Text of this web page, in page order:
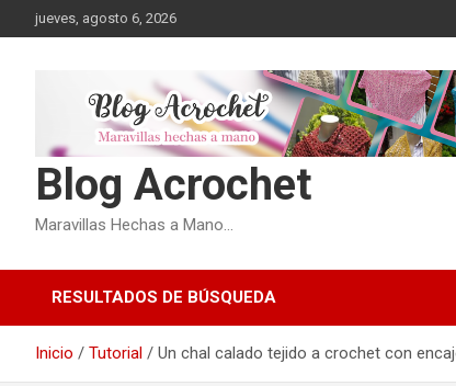
Saltar
al
jueves, agosto 6, 2026
Blog Acrochet
Maravillas Hechas a Mano…
RESULTADOS DE BÚSQUEDA
Inicio Tutorial Un chal calado tejido a crochet con